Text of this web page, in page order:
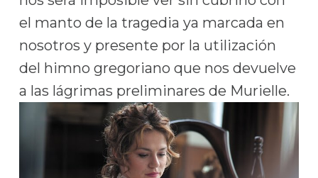
el manto de la tragedia ya marcada en
nosotros y presente por la utilización
del himno gregoriano que nos devuelve
a las lágrimas preliminares de Murielle.